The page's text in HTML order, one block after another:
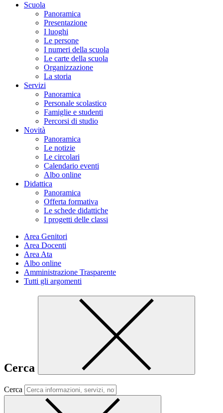
Scuola
Panoramica
Presentazione
I luoghi
Le persone
I numeri della scuola
Le carte della scuola
Organizzazione
La storia
Servizi
Panoramica
Personale scolastico
Famiglie e studenti
Percorsi di studio
Novità
Panoramica
Le notizie
Le circolari
Calendario eventi
Albo online
Didattica
Panoramica
Offerta formativa
Le schede didattiche
I progetti delle classi
Area Genitori
Area Docenti
Area Ata
Albo online
Amministrazione Trasparente
Tutti gli argomenti
Cerca
Cerca